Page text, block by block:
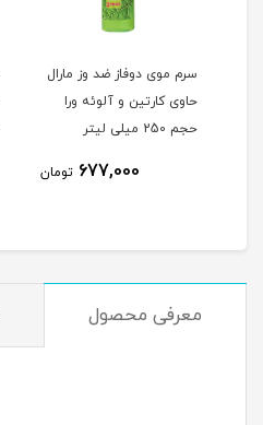
سرم موی دوفاز ضد وز مارال
حاوی کارتین و آلوئه ورا
حجم 250 میلی لیتر
677,000 تومان
معرفی محصول